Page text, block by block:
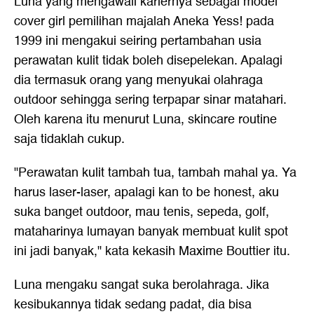
cover girl pemilihan majalah Aneka Yess! pada
1999 ini mengakui seiring pertambahan usia
perawatan kulit tidak boleh disepelekan. Apalagi
dia termasuk orang yang menyukai olahraga
outdoor sehingga sering terpapar sinar matahari.
Oleh karena itu menurut Luna, skincare routine
saja tidaklah cukup.
"Perawatan kulit tambah tua, tambah mahal ya. Ya
harus laser-laser, apalagi kan to be honest, aku
suka banget outdoor, mau tenis, sepeda, golf,
mataharinya lumayan banyak membuat kulit spot
ini jadi banyak," kata kekasih Maxime Bouttier itu.
Luna mengaku sangat suka berolahraga. Jika
kesibukannya tidak sedang padat, dia bisa